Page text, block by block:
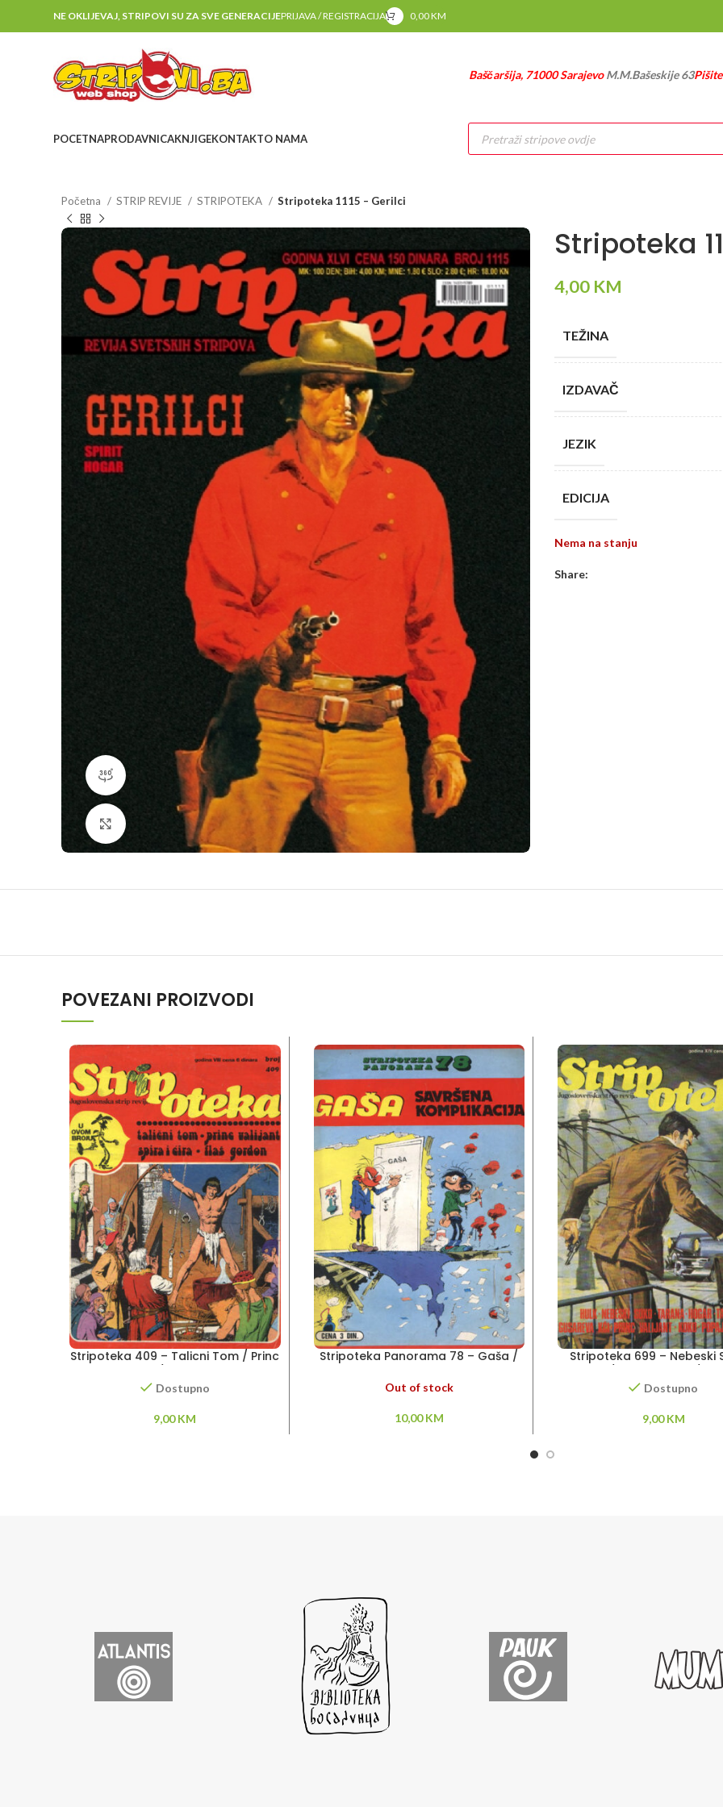
NE OKLIJEVAJ, STRIPOVI SU ZA SVE GENERACIJEPRIJAVA / REGISTRACIJA 0,00KM
Baščaršija, 71000 SarajevoM.M.Bašeskije 63
POCETNAPRODAVNICAKNJIGEKONTAKTO NAMA
Products
search
Početna STRIP REVIJE STRIPOTEKA Stripoteka 1115 – Gerilci
360 product view
Klikni da povečaš
Stripoteka
4,00 KM
TEŽINA
IZDAVAČ
JEZIK
EDICIJA
Nema na stanju
Share:
POVEZANI PROIZVODI
Stripoteka 409 – Talicni Tom / Princ
Dostupno
9,00KM
Stripoteka Panorama 78 – Gaša /
Out of stock
10,00KM
Stripoteka 699 – Nebeski
kči
Dostupno
9,00KM